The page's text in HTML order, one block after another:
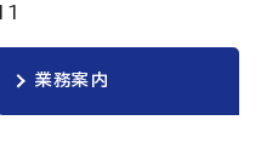
業務案内